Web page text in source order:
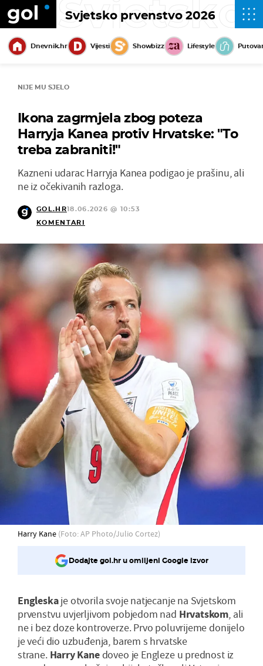
Svjetsko prvenstvo 2026
Dnevnik.hr Vijesti Showbizz Lifestyle
NIJE MU SJELO
Ikona zagrmjela zbog poteza
Harryja Kanea protiv Hrvatske: "To
treba zabraniti!"
Kazneni udarac Harryja Kanea podigao je prašinu, ali
ne iz očekivanih razloga.
GOL.HR18.06.2026 @ 10:53
KOMENTARI
Harry Kane (Foto: AP Photo/Julio Cortez)
Dodajte gol.hr u omiljeni Google izvor
Engleskaje otvorila svoje natjecanje na Svjetskom
prvenstvu uvjerljivom pobjedom nad Hrvatskom, ali
ne i bez doze kontroverze. Prvo poluvrijeme donijelo
je veći dio uzbuđenja, barem s hrvatske
strane. HarryKanedoveo je Engleze u prednost iz